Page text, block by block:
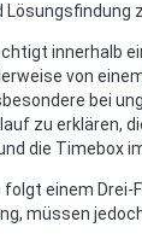
innerhalb
von
bei
zu erklären,
die Timebox
einem Drei-
müssen